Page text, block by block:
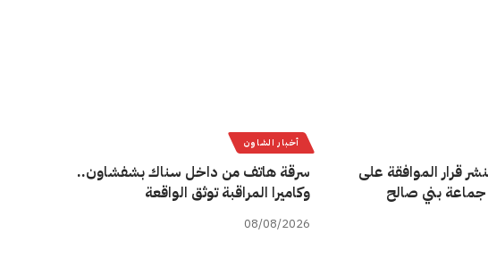
قرار الموافقة على
بني صالح
أخبار الشاون
سرقة هاتف من داخل سناك بشفشاون..
وكاميرا المراقبة توثق الواقعة
08/08/2026